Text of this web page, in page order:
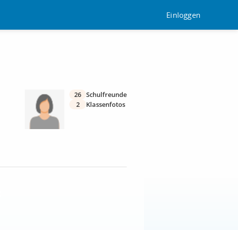
Einloggen
26 Schulfreunde
2
Klassenfotos